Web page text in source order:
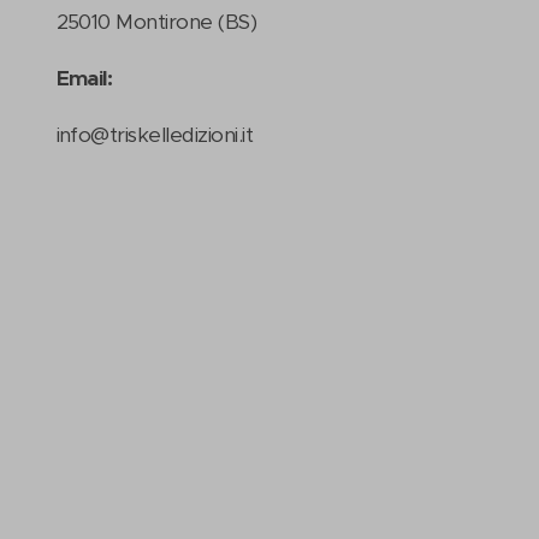
25010 Montirone (BS)
Email:
info@triskelledizioni.it